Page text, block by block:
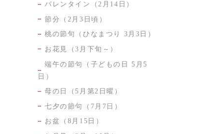
バレンタイン（2月14日）
節分（2月3日頃）
桃の節句（ひなまつり 3月3日）
お花見（3月下旬～）
端午の節句（子どもの日 5月5
日）
母の日（5月第2日曜）
七夕の節句（7月7日）
お盆（8月15日）